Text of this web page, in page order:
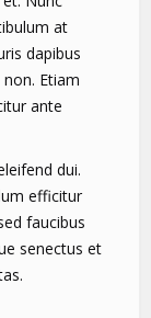
at
dapibus
Etiam
ante
dui.
efficitur
faucibus
senectus et